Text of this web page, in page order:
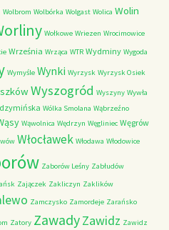
Wolbrom Wolbórka Wolgast Wolica Wolin
Wołkowe Wriezen Wrocimowice
Września Wrząca WTR Wydminy Wygoda
Wymyśle Wynki Wyrzysk Wyrzysk Osiek
Wyszogród Wyszyny Wywła
Wólka Smolana Wąbrzeźno
Wąwolnica Wędrzyn Węgliniec Węgrów
Włocławek Włodawa Włodowice
Zaborów Leśny Zabłudów
Zajączek Zakliczyn Zaklików
Zamczysko Zamordeje Zarańsko
Zatory ZawadyZawidz Zawidz